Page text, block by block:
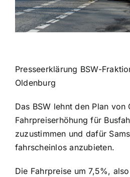
Presseerklärung BSW-
Oldenburg
Das BSW lehnt den Plan von
Fahrpreiserhöhung für
zuzustimmen und dafür
fahrscheinlos anzubieten.
Die Fahrpreise um 7,5%,